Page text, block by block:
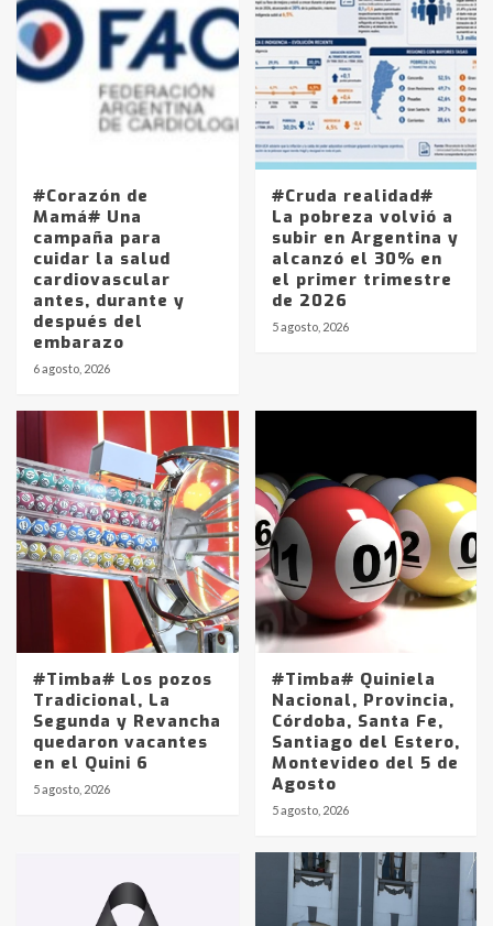
#Corazón de
Mamá# Una
campaña para
cuidar la salud
cardiovascular
antes, durante y
después del
embarazo
6 agosto, 2026
#Cruda realidad#
La pobreza volvió a
subir en Argentina y
alcanzó el 30% en
el primer trimestre
de 2026
5 agosto, 2026
#Timba# Los pozos
Tradicional, La
Segunda y Revancha
quedaron vacantes
en el Quini 6
5 agosto, 2026
#Timba# Quiniela
Nacional, Provincia,
Córdoba, Santa Fe,
Santiago del Estero,
Montevideo del 5 de
Agosto
5 agosto, 2026
Identidad de los adolescentes
pampeanos que fueron
en la mañana del lunes